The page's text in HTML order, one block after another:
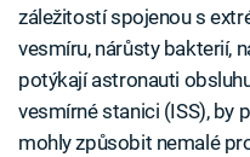
záležitostí spojenou s
vesmíru, nárůsty bakterií,
potýkají astronauti
vesmírné stanici (ISS), by
mohly způsobit nemalé